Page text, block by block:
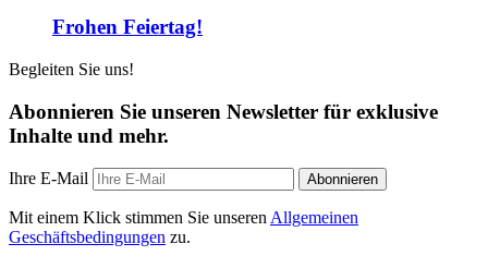
Frohen Feiertag!
Begleiten Sie uns!
Abonnieren Sie unseren Newsletter für exklusive
Inhalte und mehr.
Ihre E-Mail Abonnieren
Mit einem Klick stimmen Sie unseren Allgemeinen
Geschäftsbedingungen zu.